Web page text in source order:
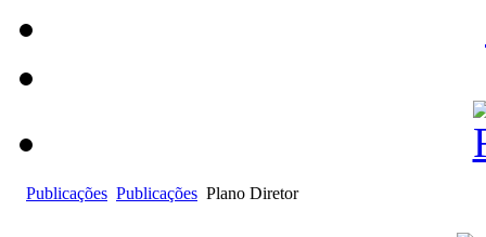
Publicações Publicações Plano Diretor